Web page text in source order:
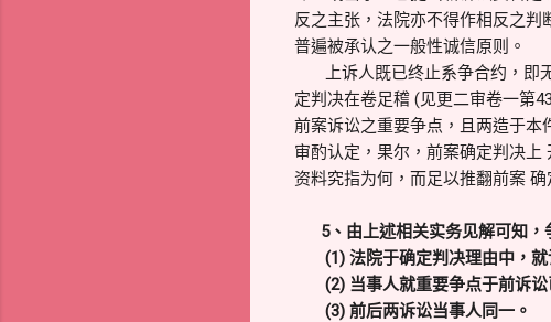
反之主张，法院亦不得作相反之
普遍被承认之一般性诚信原则。
上诉人既已终止系争合约，即无
定判决在卷足稽 (见更二审卷一第
前案诉讼之重要争点，且两造于
审酌认定，果尔，前案确定判决
资料究指为何，而足以推翻前案
5、由上述相关实务见解可知，
(1) 法院于确定判决理由中，就
(2) 当事人就重要争点于前诉讼
(3) 前后两诉讼当事人同一。